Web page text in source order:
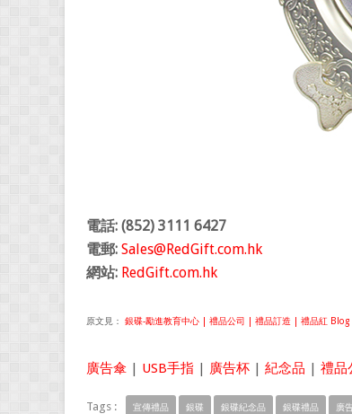
電話: (852) 3111 6427
電郵: Sales@RedGift.com.hk
網站: RedGift.com.hk
原文見： 銀碟-勵進教育中心 | 禮品公司 | 禮品訂造 | 禮品紅 Blog
廣告傘 | USB手指 | 廣告杯 | 紀念品 | 禮品
Tags : 宣傳禮品 銀碟 銀碟紀念品 銀碟禮品 廣